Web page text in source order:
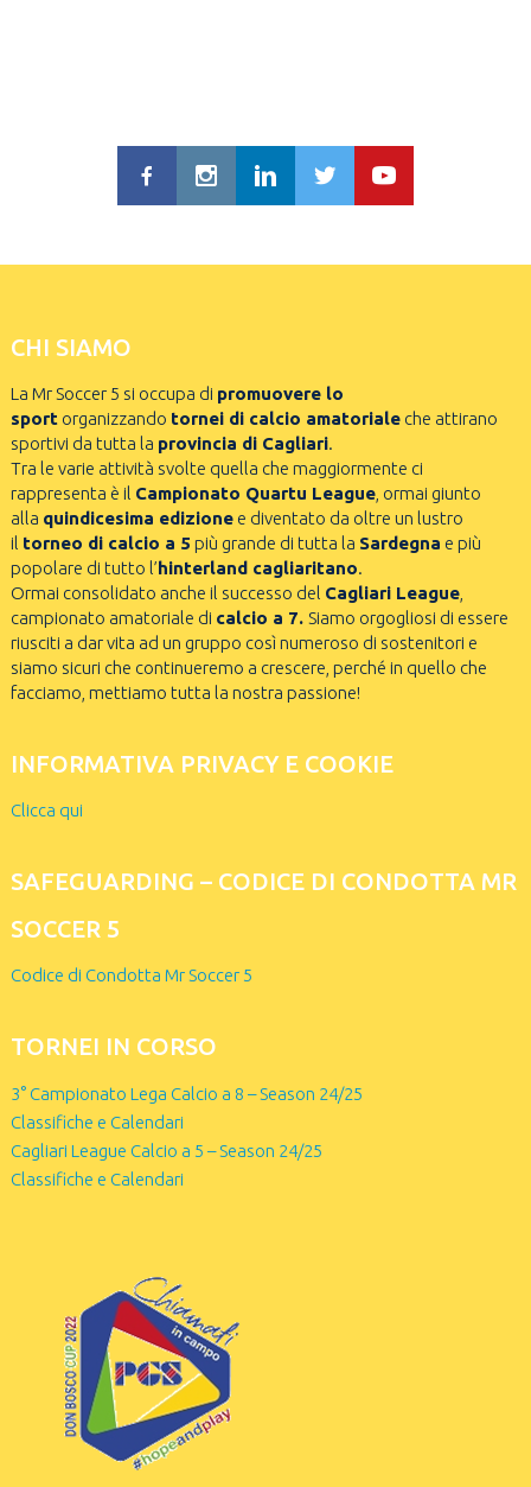
CHI SIAMO
La Mr Soccer 5 si occupa di promuovere lo
sportorganizzando tornei di calcio amatorialeche attirano
sportivi da tutta la provincia di Cagliari.
Tra le varie attività svolte quella che maggiormente ci
rappresenta è il Campionato Quartu League, ormai giunto
alla quindicesima edizionee diventato da oltre un lustro
il torneo di calcio a 5 più grande di tutta la Sardegna e più
popolare di tutto l’ hinterland cagliaritano.
Ormai consolidato anche il successo del Cagliari League,
campionato amatoriale di calcio a 7. Siamo orgogliosi di essere
riusciti a dar vita ad un gruppo così numeroso di sostenitori e
siamo sicuri che continueremo a crescere, perché in quello che
facciamo, mettiamo tutta la nostra passione!
INFORMATIVA PRIVACY E COOKIE
Clicca qui
SAFEGUARDING – CODICE DI CONDOTTA MR
SOCCER 5
Codice di Condotta Mr Soccer 5
TORNEI IN CORSO
3° Campionato Lega Calcio a 8 – Season 24/25
Classifiche e Calendari
Cagliari League Calcio a 5 – Season 24/25
Classifiche e Calendari